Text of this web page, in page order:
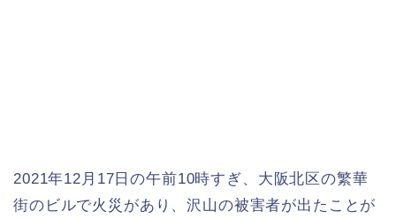
2021年12月17日の午前10時すぎ、大阪北区の繁華
街のビルで火災があり、沢山の被害者が出たことが